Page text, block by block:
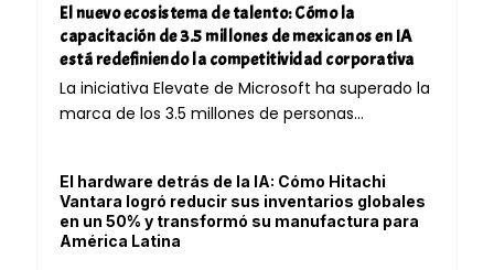
El nuevo ecosistema de talento: Cómo la
capacitación de 3.5 millones de mexicanos en IA
está redefiniendo la competitividad corporativa
La iniciativa Elevate de Microsoft ha superado la
marca de los 3.5 millones de personas...
El hardware detrás de la IA: Cómo Hitachi
Vantara logró reducir sus inventarios globales
en un 50% y transformó su manufactura para
América Latina